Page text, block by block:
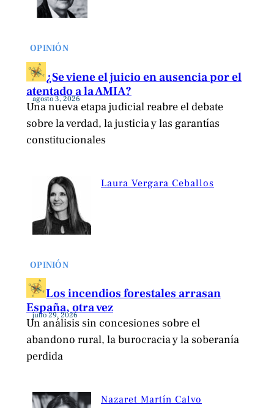
OPINIÓN
¿Se viene el juicio en ausencia por el
atentado a la AMIA?
agosto 3, 2026
Una nueva etapa judicial reabre el debate
sobre la verdad, la justicia y las garantías
constitucionales
Laura Vergara Ceballos
OPINIÓN
Los incendios forestales arrasan
España, otra vez
julio 29, 2026
Un análisis sin concesiones sobre el
abandono rural, la burocracia y la soberanía
perdida
Nazaret Martín Calvo